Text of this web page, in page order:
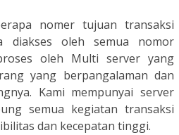
nomer tujuan transaksi
diakses oleh semua nomor
oleh Multi server yang
yang berpangalaman dan
Kami mempunyai server
semua kegiatan transaksi
dan kecepatan tinggi.